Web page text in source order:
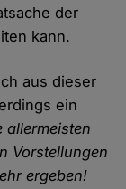
der
kann.
aus dieser
ein
allermeisten
Vorstellungen
ergeben!